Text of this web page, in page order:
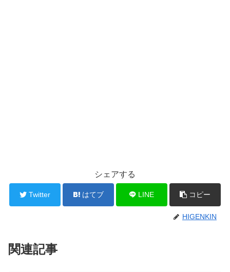
シェアする
Twitter はてブ LINE コピー
HIGENKIN
関連記事